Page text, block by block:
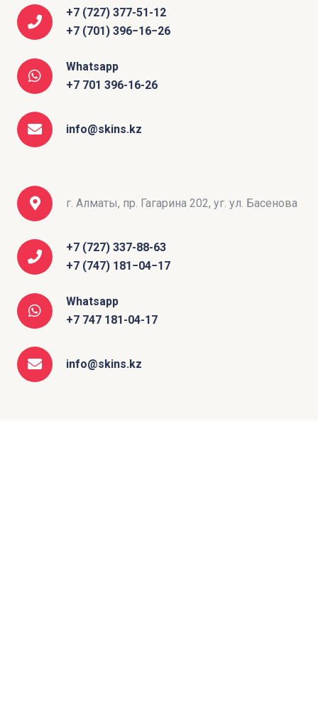
+7 (727) 377-51-12
+7 (701) 396−16−26
Whatsapp
+7 701 396-16-26
info@skins.kz
г. Алматы, пр. Гагарина 202, уг. ул. Басенова
+7 (727) 337-88-63
+7 (747) 181−04−17
Whatsapp
+7 747 181-04-17
info@skins.kz